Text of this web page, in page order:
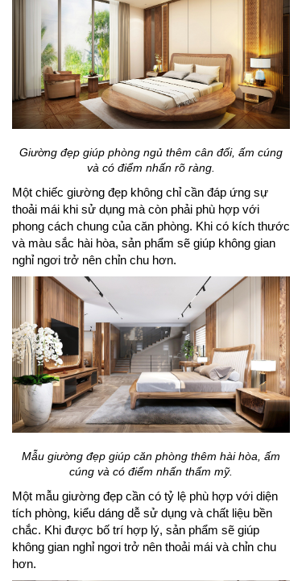
Giường đẹp giúp phòng ngủ thêm cân đối, ấm cúng
và có điểm nhấn rõ ràng.
Một chiếc giường đẹp không chỉ cần đáp ứng sự
thoải mái khi sử dụng mà còn phải phù hợp với
phong cách chung của căn phòng. Khi có kích thước
và màu sắc hài hòa, sản phẩm sẽ giúp không gian
nghỉ ngơi trở nên chỉn chu hơn.
Mẫu giường đẹp giúp căn phòng thêm hài hòa, ấm
cúng và có điểm nhấn thẩm mỹ.
Một mẫu giường đẹp cần có tỷ lệ phù hợp với diện
tích phòng, kiểu dáng dễ sử dụng và chất liệu bền
chắc. Khi được bố trí hợp lý, sản phẩm sẽ giúp
không gian nghỉ ngơi trở nên thoải mái và chỉn chu
hơn.